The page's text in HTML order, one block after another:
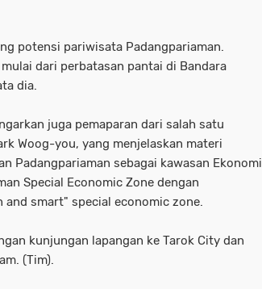
potensi pariwisata Padangpariaman.
dari perbatasan pantai di Bandara
dia.
juga pemaparan dari salah satu
Woog-you, yang menjelaskan materi
Padangpariaman sebagai kawasan Ekonomi
Special Economic Zone dengan
and smart" special economic zone.
kunjungan lapangan ke Tarok City dan
(Tim).